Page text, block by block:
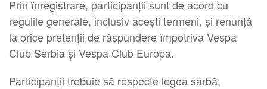
Prin înregistrare, participanții sunt de acord cu
regulile generale, inclusiv acești termeni, și renunță
la orice pretenții de răspundere împotriva Vespa
Club Serbia și Vespa Club Europa.
Participanții trebuie să respecte legea sârbă,